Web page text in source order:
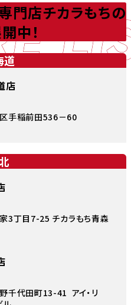
門店チカラもちの
中！
道
店
手稲前田536－60
3丁目7-25 チカラもち青森
千代田町13-41 アイ・リ